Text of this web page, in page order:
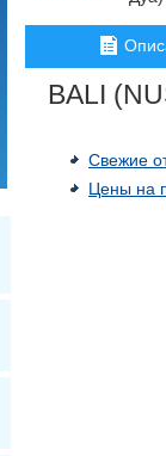
Бали (курорт
Бали (курорт
Бали (курорт
Экскурсионные
Экскурсионные
BALI
Свежие
Цены на